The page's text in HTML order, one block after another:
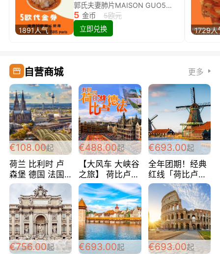
1891人气
郭氏夫妻肺片MAISON GUO5欧代金券限量兑换啦！
5 金币
5欧元
立即兑换
1729人
自营商城 更多
€108.00起
荷兰 比利时 卢
森堡 德国 法国
超爽玩遍西欧 循
环线 全程四星宾
馆 108欧/人/天
€488.00起
【大风车 大峡谷
之旅】 荷比卢德
法 巴黎上下 经
典五国四日游
488欧/人
€693.00起
全年团期！经典
红线「荷比卢德
法」七天循环 五
国 仅售99欧/人/
天！巴黎上下！
包拼房~
€756.00起 €693.00起 €693.00起